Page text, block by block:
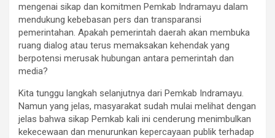
mengenai sikap dan komitmen Pemkab Indramayu dalam
mendukung kebebasan pers dan transparansi
pemerintahan. Apakah pemerintah daerah akan membuka
ruang dialog atau terus memaksakan kehendak yang
berpotensi merusak hubungan antara pemerintah dan
media?
Kita tunggu langkah selanjutnya dari Pemkab Indramayu.
Namun yang jelas, masyarakat sudah mulai melihat dengan
jelas bahwa sikap Pemkab kali ini cenderung menimbulkan
kekecewaan dan menurunkan kepercayaan publik terhadap